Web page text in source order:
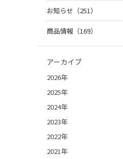
お知らせ（251）
商品情報（169）
アーカイブ
2026年
2025年
2024年
2023年
2022年
2021年